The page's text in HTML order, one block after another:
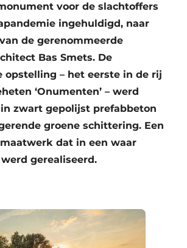
voor de slachtoffers
ingehuldigd, naar
de gerenommeerde
Bas Smets. De
opstelling – het eerste in de rij
‘Onumenten’ – werd
zwart gepolijst prefabbeton
groene schittering. Een
dat in een waar
gerealiseerd.